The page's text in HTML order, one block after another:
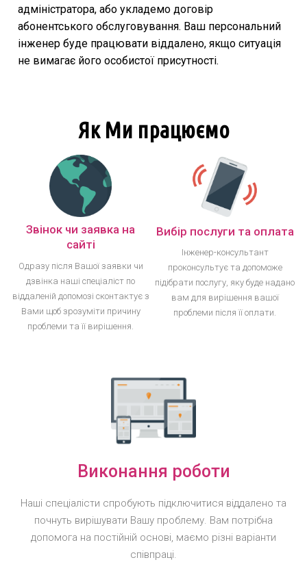
адміністратора, або укладемо договір
абонентського обслуговування. Ваш персональний
інженер буде працювати віддалено, якщо ситуація
не вимагає його особистої присутності.
Як Ми працюємо
Звінок чи заявка на
сайті
Одразу після Вашої заявки чи
дзвінка наші спеціаліст по
віддаленій допомозі сконтактує з
Вами щоб зрозуміти причину
проблеми та її вирішення.
Вибір послуги та оплата
Інженер-консультант
проконсультує та допоможе
підібрати послугу, яку буде надано
вам для вирішення вашої
проблеми після її оплати.
Виконання роботи
Наші спеціалісти спробують підключитися віддалено та
почнуть вирішувати Вашу проблему. Вам потрібна
допомога на постійній основі, маємо різні варіанти
співпраці.